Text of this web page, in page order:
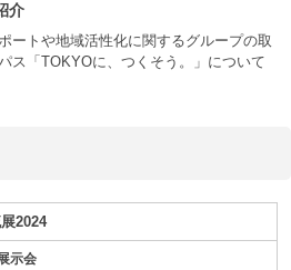
介
ートや地域活性化に関するグループの取
ス「TOKYOに、つくそう。」について
2024
示会